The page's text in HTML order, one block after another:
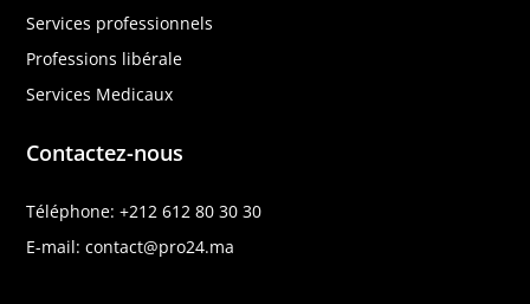
Services professionnels
Professions libérale
Services Medicaux
Contactez-nous
Téléphone: +212 612 80 30 30
E-mail: contact@pro24.ma